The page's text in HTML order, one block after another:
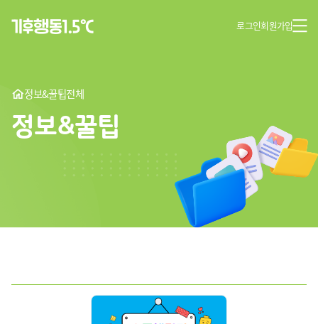
로그인회원가입
정보&꿀팁전체
정보&꿀팁